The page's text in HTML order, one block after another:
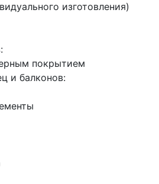
изготовления)
покрытием
и балконов: